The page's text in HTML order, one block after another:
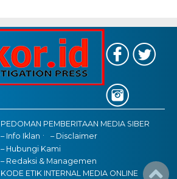
PEDOMAN PEMBERITAAN MEDIA SIBER
– Info Iklan
– Disclaimer
– Hubungi Kami
– Redaksi & Managemen
KODE ETIK INTERNAL MEDIA ONLINE